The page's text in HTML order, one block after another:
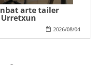
arte tailer
2026/08/04